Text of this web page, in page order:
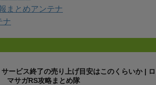
まとめアンテナ
ナ
サービス終了の売り上げ目安はこのくらいか | ロ
マサガRS攻略まとめ隊